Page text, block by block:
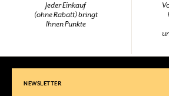
Jeder Einkauf
(ohne Rabatt) bringt
Ihnen Punkte
NEWSLETTER